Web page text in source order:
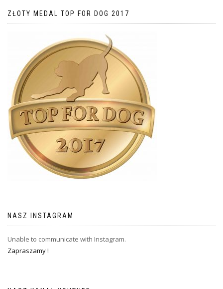
ZŁOTY MEDAL TOP FOR DOG 2017
NASZ INSTAGRAM
Unable to communicate with Instagram.
Zapraszamy !